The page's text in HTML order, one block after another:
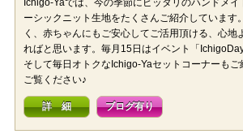
Ichigo-Yaでは、今の季節にピッタリのハンドメ
ーシックニット生地をたくさんご紹介しています
く、赤ちゃんにもご安心してご活用頂ける、心地
ればと思います。毎月15日はイベント「
そして毎日オトクなIchigo-Yaセットコーナーも
ご覧ください♪
詳 細 ブログ有り